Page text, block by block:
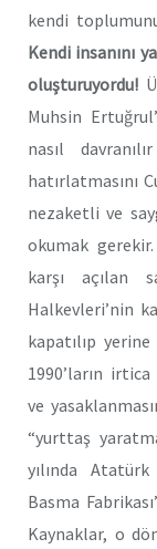
kendi
Kendi insanını
oluşturuyordu!
Muhsin
nasıl
hatırlatmasını
nezaketli ve
okumak
karşı açılan
Halkevleri’nin
kapatılıp
1990’ların
ve
“yurttaş
yılında
Basma
Kaynaklar, o